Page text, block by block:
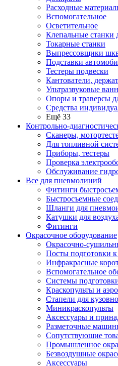
Расходные
Вспомогательное
Осветительное
Клепальные станки
Токарные станки
Выпрессовщики
Подставки
Тестеры подвески
Кантователи,
Ультразвуковые
Опоры и траверсы
Средства
Ещё 33
Контрольно-
Сканеры,
Для топливной
Приборы, тестеры
Проверка
Обслуживание
Все для пневмолиний
Фитинги
Быстросъемные
Шланги для
Катушки для
Фитинги
Окрасочное оборудование
Окрасочно-
Посты подготовки к
Инфракрасные
Вспомогательное
Системы
Краскопульты и
Стапели для
Миникраскопульты
Аксессуары и
Разметочные
Сопутствующие
Промышленное
Безвоздушные
Аксессуары